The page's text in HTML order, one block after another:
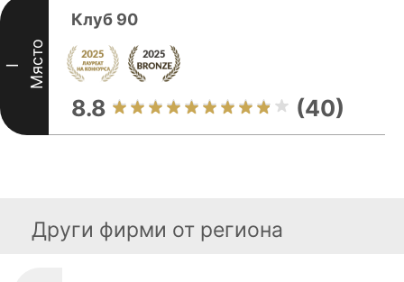
I Място
Клуб 90
8.8 (40)
Други фирми от региона